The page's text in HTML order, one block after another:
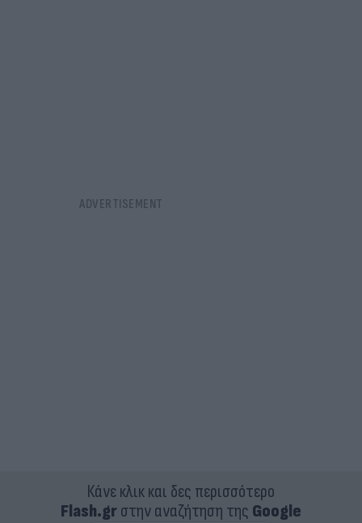
Κάνε κλικ και δες περισσότερο
Flash.grστην αναζήτηση της Google